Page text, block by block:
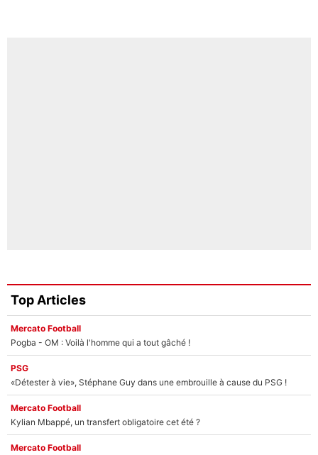
Top Articles
Mercato Football
Pogba - OM : Voilà l'homme qui a tout gâché !
PSG
«Détester à vie», Stéphane Guy dans une embrouille à cause du PSG !
Mercato Football
Kylian Mbappé, un transfert obligatoire cet été ?
Mercato Football